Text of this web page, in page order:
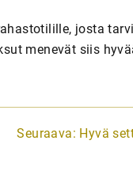
josta
menevät siis
Seuraava: Hyvä